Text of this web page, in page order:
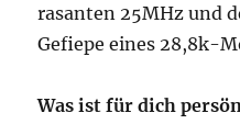
rasanten 25MHz und
Gefiepe eines 28,8k-
Was ist für dich